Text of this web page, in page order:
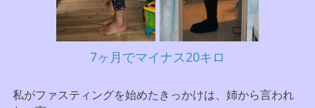
7ヶ月でマイナス20キロ
私がファスティングを始めたきっかけは、姉から言われ